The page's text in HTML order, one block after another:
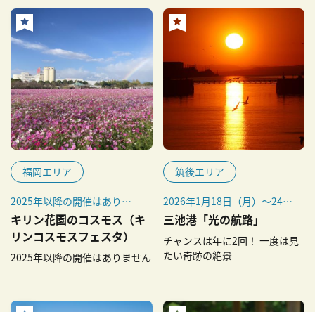
福岡エリア
2025年以降の開催はありま
せん
キリン花園のコスモス（キ
リンコスモスフェスタ）
2025年以降の開催はありません
筑後エリア
2026年1月18日（月）～24日
（土）
三池港「光の航路」
チャンスは年に2回！ 一度は見
たい奇跡の絶景